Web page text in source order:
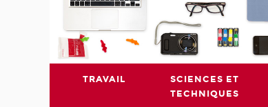
TRAVAIL
SCIENCES ET
TECHNIQUES